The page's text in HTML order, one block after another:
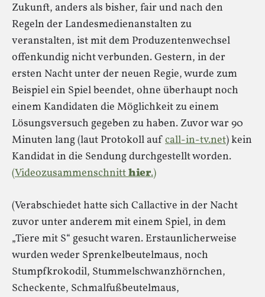
Zukunft, anders als bisher, fair und nach den
Regeln der Landesmedienanstalten zu
veranstalten, ist mit dem Produzentenwechsel
offenkundig nicht verbunden. Gestern, in der
ersten Nacht unter der neuen Regie, wurde zum
Beispiel ein Spiel beendet, ohne überhaupt noch
einem Kandidaten die Möglichkeit zu einem
Lösungsversuch gegeben zu haben. Zuvor war 90
Minuten lang (laut Protokoll aufcall-in-tv.net) kein
Kandidat in die Sendung durchgestellt worden.
(Videozusammenschnitthier.)
(Verabschiedet hatte sich Callactive in der Nacht
zuvor unter anderem mit einem Spiel, in dem
„Tiere mit S“ gesucht waren. Erstaunlicherweise
wurden weder Sprenkelbeutelmaus, noch
Stumpfkrokodil, Stummelschwanzhörnchen,
Scheckente, Schmalfußbeutelmaus,